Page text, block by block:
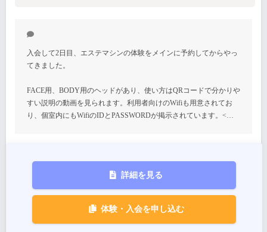
入会して2日目、エステマシンの体験をメインに予約してからやっ
てきました。
FACE用、BODY用のヘッドがあり、使い方はQRコードで分かりや
すい説明の動画を見られます。利用者向けのWifiも用意されてお
り、個室内にもWifiのIDとPASSWORDが掲示されています。<…
詳細を見る
体験・入会を申し込む